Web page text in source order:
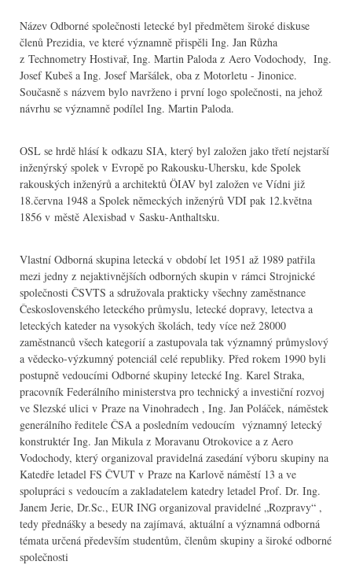
Název Odborné společnosti letecké byl předmětem široké diskuse
členů Prezidia, ve které významně přispěli Ing. Jan Růzha
z Technometry Hostivař, Ing. Martin Paloda z Aero Vodochody, Ing.
Josef Kubeš a Ing. Josef Maršálek, oba z Motorletu - Jinonice.
Současně s názvem bylo navrženo i první logo společnosti, na jehož
návrhu se významně podílel Ing. Martin Paloda.
OSL se hrdě hlásí k odkazu SIA, který byl založen jako třetí nejstarší
inženýrský spolek v Evropě po Rakousku-Uhersku, kde Spolek
rakouských inženýrů a architektů ÖIAV byl založen ve Vídni již
18.června 1948 a Spolek německých inženýrů VDI pak 12.května
1856 v městě Alexisbad v Sasku-Anthaltsku.
Vlastní Odborná skupina letecká v období let 1951 až 1989 patřila
mezi jedny z nejaktivnějších odborných skupin v rámci Strojnické
společnosti ČSVTS a sdružovala prakticky všechny zaměstnance
Československého leteckého průmyslu, letecké dopravy, letectva a
leteckých kateder na vysokých školách, tedy více než 28000
zaměstnanců všech kategorií a zastupovala tak významný průmyslový
a vědecko-výzkumný potenciál celé republiky. Před rokem 1990 byli
postupně vedoucími Odborné skupiny letecké Ing. Karel Straka,
pracovník Federálního ministerstva pro technický a investiční rozvoj
ve Slezské ulici v Praze na Vinohradech , Ing. Jan Poláček, náměstek
generálního ředitele ČSA a posledním vedoucím významný letecký
konstruktér Ing. Jan Mikula z Moravanu Otrokovice a z Aero
Vodochody, který organizoval pravidelná zasedání výboru skupiny na
Katedře letadel FS ČVUT v Praze na Karlově náměstí 13 a ve
spolupráci s vedoucím a zakladatelem katedry letadel Prof. Dr. Ing.
Janem Jerie, Dr.Sc., EUR ING organizoval pravidelné „Rozpravy“ ,
tedy přednášky a besedy na zajímavá, aktuální a významná odborná
témata určená především studentům, členům skupiny a široké odborné
společnosti